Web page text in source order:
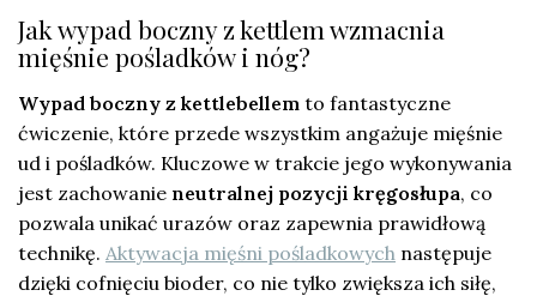
Jak wypad boczny z kettlem wzmacnia
mięśnie pośladków i nóg?
Wypad boczny z kettlebellem to fantastyczne
ćwiczenie, które przede wszystkim angażuje mięśnie
ud i pośladków. Kluczowe w trakcie jego wykonywania
jest zachowanie neutralnej pozycji kręgosłupa, co
pozwala unikać urazów oraz zapewnia prawidłową
technikę. Aktywacja mięśni pośladkowych następuje
dzięki cofnięciu bioder, co nie tylko zwiększa ich siłę,